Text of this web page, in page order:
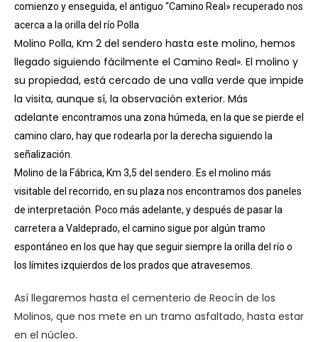
comienzo y enseguida, el antiguo “Camino Real» recuperado nos
acerca a la orilla del río Polla
Molino Polla, Km 2 del sendero hasta este molino, hemos
llegado siguiendo fácilmente el Camino Real». El molino y
su propiedad, está cercado de una valla verde que impide
la visita, aunque sí, la observación exterior. Más
adelante encontramos una zona húmeda, en la que se pierde el
camino claro, hay que rodearla por la derecha siguiendo la
señalización.
Molino de la Fábrica, Km 3,5 del sendero. Es el molino más
visitable del recorrido, en su plaza nos encontramos dos paneles
de interpretación. Poco más adelante, y después de pasar la
carretera a Valdeprado, el camino sigue poralgún tramo
espontáneo en los que hay que seguir siempre la orilla del río o
los límites izquierdos de los prados que atravesemos.
Así llegaremos hasta el cementerio de Reocín de los
Molinos, que nos mete en un tramo asfaltado, hasta estar
en el núcleo.